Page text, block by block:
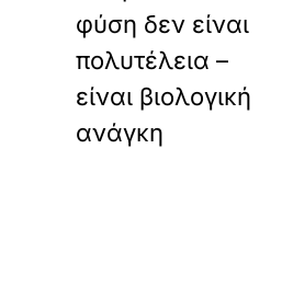
φύση δεν είναι
πολυτέλεια –
είναι βιολογική
ανάγκη